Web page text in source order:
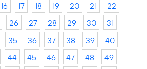
16 17 18 19 20 21
22
26 27 28 29 30
31
35 36 37 38 39
40
44 45 46 47 48
49